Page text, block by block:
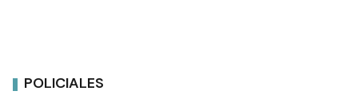
POLICIALES